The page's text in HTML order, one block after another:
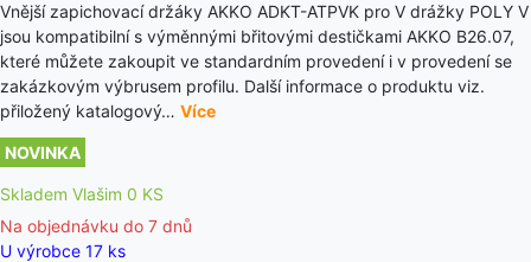
Vnější zapichovací držáky AKKO ADKT-ATPVK pro V drážky POLY V
jsou kompatibilní s výměnnými břitovými destičkami AKKO B26.07,
které můžete zakoupit ve standardním provedení i v provedení se
zakázkovým výbrusem profilu. Další informace o produktu viz.
přiložený katalogový… Více
NOVINKA
Skladem Vlašim 0 KS
Na objednávku do 7 dnů
U výrobce 17 ks